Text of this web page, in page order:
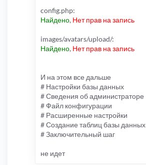
config.php:
Найдено, Нет прав на запись
images/avatars/upload/:
Найдено, Нет прав на запись
И на этом все дальше
# Настройки базы данных
# Сведения об администраторе
# Файл конфигурации
# Расширенные настройки
# Создание таблиц базы данных
# Заключительный шаг
не идет